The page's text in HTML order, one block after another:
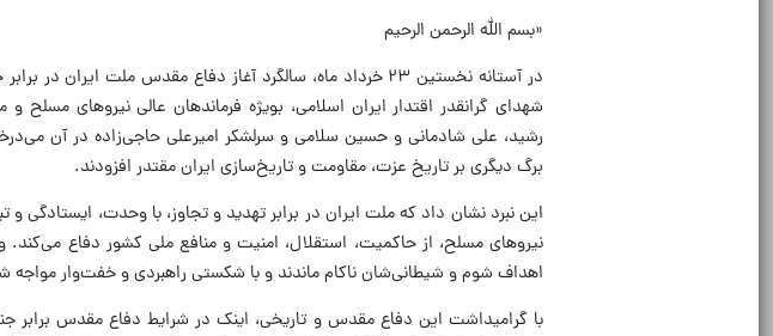
«بسم الله الرحمن الرحیم
شهدای گرانقدر اقتدار ایران اسلامی، بویژه فرماندهان عالی نیروهای
رشید، علی شادمانی و حسین سلامی و سرلشکر امیرعلی حاجی‌زاده در آن
برگ دیگری بر تاریخ عزت، مقاومت و تاریخ‌سازی ایران مقتدر افزودند.
این نبرد نشان داد که ملت ایران در برابر تهدید و تجاوز، با وحدت، ایستادگی
نیروهای مسلح، از حاکمیت، استقلال، امنیت و منافع ملی کشور دفاع
اهداف شوم و شیطانی‌شان ناکام ماندند و با شکستی راهبردی و خفت‌وار مواجه
با گرامیداشت این دفاع مقدس و تاریخی، اینک در شرایط دفاع مقدس برابر